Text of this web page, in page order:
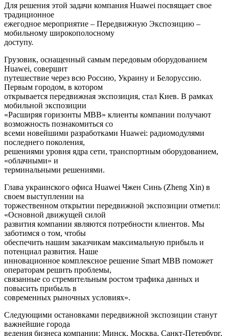
Для решения этой задачи компания Huawei посвящает свое
традиционное
ежегодное мероприятие – Передвижную Экспозицию –
мобильному широкополосному
доступу.
Грузовик, оснащенный самым передовым оборудованием
Huawei, совершит
путешествие через всю Россию, Украину и Белоруссию.
Первым городом, в котором
открывается передвижная экспозиция, стал Киев. В рамках
мобильной экспозиции
«Расширяя горизонты МВВ» клиенты компании получают
возможность познакомиться со
всеми новейшими разработками Huawei: радиомодулями
последнего поколения,
решениями уровня ядра сети, транспортным оборудованием,
«облачными» и
терминальными решениями.
Глава украинского офиса Huawei Чжен Синь (Zheng Xin) в
своем выступлении на
торжественном открытии передвижной экспозиции отметил:
«Основной движущей силой
развития компании являются потребности клиентов. Мы
заботимся о том, чтобы
обеспечить нашим заказчикам максимальную прибыль и
потенциал развития. Наше
инновационное комплексное решение Smart MBB поможет
операторам решить проблемы,
связанные со стремительным ростом трафика данных и
повысить прибыль в
современных рыночных условиях».
Следующими остановками передвижной экспозиции станут
важнейшие города
ведения бизнеса компании: Минск, Москва, Санкт-Петербург,